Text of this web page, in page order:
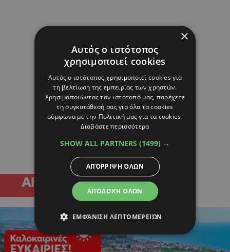
×
Αυτός ο ιστότοπος
χρησιμοποιεί cookies
Αυτός ο ιστότοπος χρησιμοποιεί cookies για
τη βελτίωση της εμπειρίας των χρηστών.
Χρησιμοποιώντας τον ιστότοπό μας, παρέχετε
τη συγκατάθεσή σας για όλα τα cookies
σύμφωνα με την Πολιτική μας για τα cookies.
Διαβάστε περισσότερα
SHOW ALL PARTNERS (1499) →
ΑΠΟΔΟΧΉ ΌΛΩΝ
ΑΠΌΡΡΙΨΗ ΌΛΩΝ
ΕΜΦΆΝΙΣΗ ΛΕΠΤΟΜΕΡΕΙΏΝ